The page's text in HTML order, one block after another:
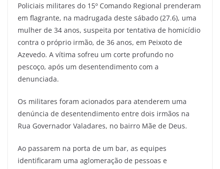
Policiais militares do 15º Comando Regional prenderam
em flagrante, na madrugada deste sábado (27.6), uma
mulher de 34 anos, suspeita por tentativa de homicídio
contra o próprio irmão, de 36 anos, em Peixoto de
Azevedo. A vítima sofreu um corte profundo no
pescoço, após um desentendimento com a
denunciada.
Os militares foram acionados para atenderem uma
denúncia de desentendimento entre dois irmãos na
Rua Governador Valadares, no bairro Mãe de Deus.
Ao passarem na porta de um bar, as equipes
identificaram uma aglomeração de pessoas e